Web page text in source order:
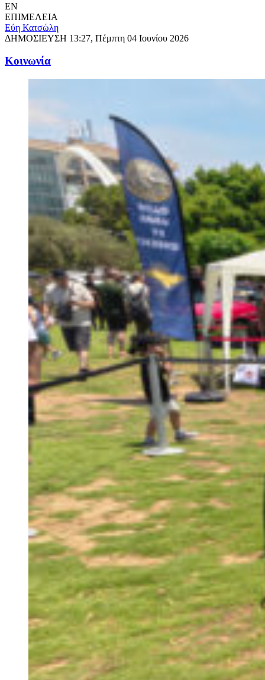
EN
ΕΠΙΜΕΛΕΙΑ
Εύη Κατσώλη
ΔΗΜΟΣΙΕΥΣΗ 13:27, Πέμπτη 04 Ιουνίου 2026
Κοινωνία